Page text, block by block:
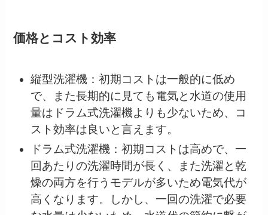
価格とコスト効率
縦型洗濯機：初期コストは一般的に低め
で、また長期的に見ても電気と水道の使用
量はドラム式洗濯機よりも少ないため、コ
スト効率は良いと言えます。
ドラム式洗濯機：初期コストは高めで、一
回あたりの洗濯時間が長く、また洗濯と乾
燥の両方を行うモデルが多いため電気代が
高くなります。しかし、一回の洗濯で必要